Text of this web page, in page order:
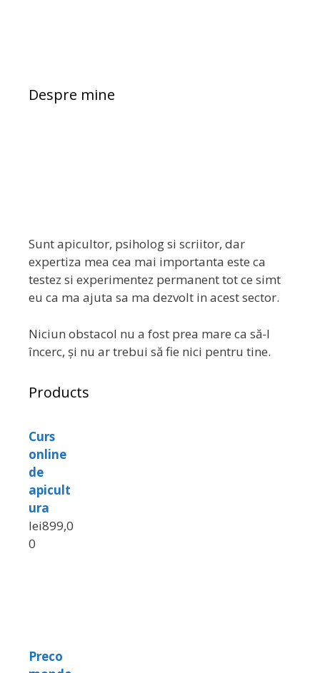
Despre mine
Sunt apicultor, psiholog si scriitor, dar
expertiza mea cea mai importanta este ca
testez si experimentez permanent tot ce simt
eu ca ma ajuta sa ma dezvolt in acest sector.
Niciun obstacol nu a fost prea mare ca să-l
încerc, și nu ar trebui să fie nici pentru tine.
Products
Curs
online
de
apicult
ura
lei899,0
0
Preco